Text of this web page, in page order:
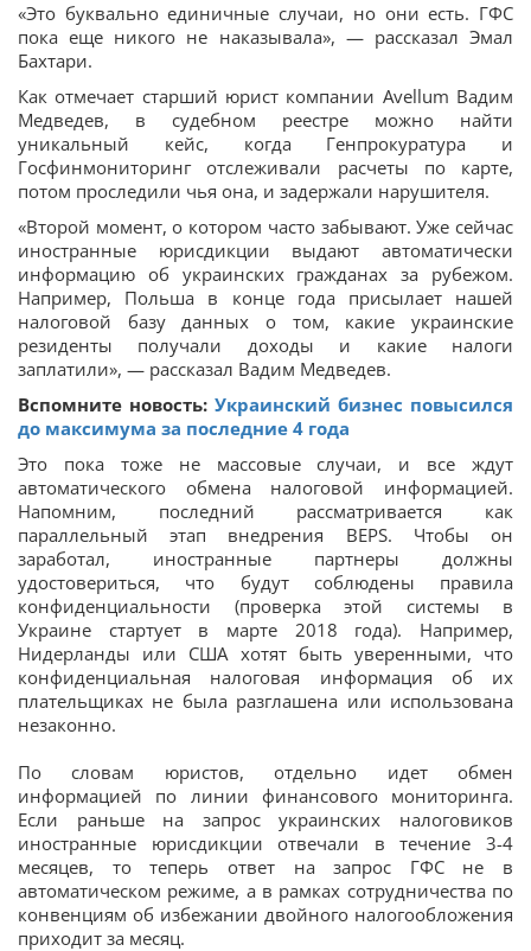
«Это буквально единичные случаи, но они есть. ГФС
пока еще никого не наказывала», — рассказал Эмал
Бахтари.
Как отмечает старший юрист компании Avellum Вадим
Медведев, в судебном реестре можно найти
уникальный кейс, когда Генпрокуратура и
Госфинмониторинг отслеживали расчеты по карте,
потом проследили чья она, и задержали нарушителя.
«Второй момент, о котором часто забывают. Уже сейчас
иностранные юрисдикции выдают автоматически
информацию об украинских гражданах за рубежом.
Например, Польша в конце года присылает нашей
налоговой базу данных о том, какие украинские
резиденты получали доходы и какие налоги
заплатили», — рассказал Вадим Медведев.
Вспомните новость: Украинский бизнес повысился
до максимума за последние 4 года
Это пока тоже не массовые случаи, и все ждут
автоматического обмена налоговой информацией.
Напомним, последний рассматривается как
параллельный этап внедрения BEPS. Чтобы он
заработал, иностранные партнеры должны
удостовериться, что будут соблюдены правила
конфиденциальности (проверка этой системы в
Украине стартует в марте 2018 года). Например,
Нидерланды или США хотят быть уверенными, что
конфиденциальная налоговая информация об их
плательщиках не была разглашена или использована
незаконно.
По словам юристов, отдельно идет обмен
информацией по линии финансового мониторинга.
Если раньше на запрос украинских налоговиков
иностранные юрисдикции отвечали в течение 3-4
месяцев, то теперь ответ на запрос ГФС не в
автоматическом режиме, а в рамках сотрудничества по
конвенциям об избежании двойного налогообложения
приходит за месяц.